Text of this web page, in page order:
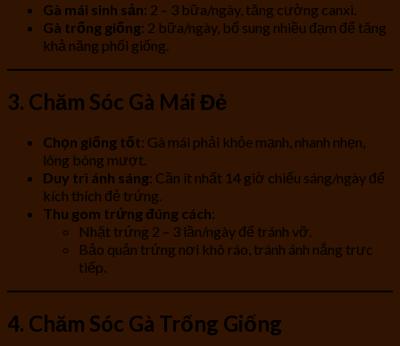
Gà mái sinh sản: 2 – 3 bữa/ngày, tăng cường canxi.
Gà trống giống: 2 bữa/ngày, bổ sung nhiều đạm để tăng
khả năng phối giống.
3. Chăm Sóc Gà Mái Đẻ
Chọn giống tốt: Gà mái phải khỏe mạnh, nhanh nhẹn,
lông bóng mượt.
Duy trì ánh sáng: Cần ít nhất 14 giờ chiếu sáng/ngày để
kích thích đẻ trứng.
Thu gom trứng đúng cách:
Nhặt trứng 2 – 3 lần/ngày để tránh vỡ.
Bảo quản trứng nơi khô ráo, tránh ánh nắng trực
tiếp.
4. Chăm Sóc Gà Trống Giống